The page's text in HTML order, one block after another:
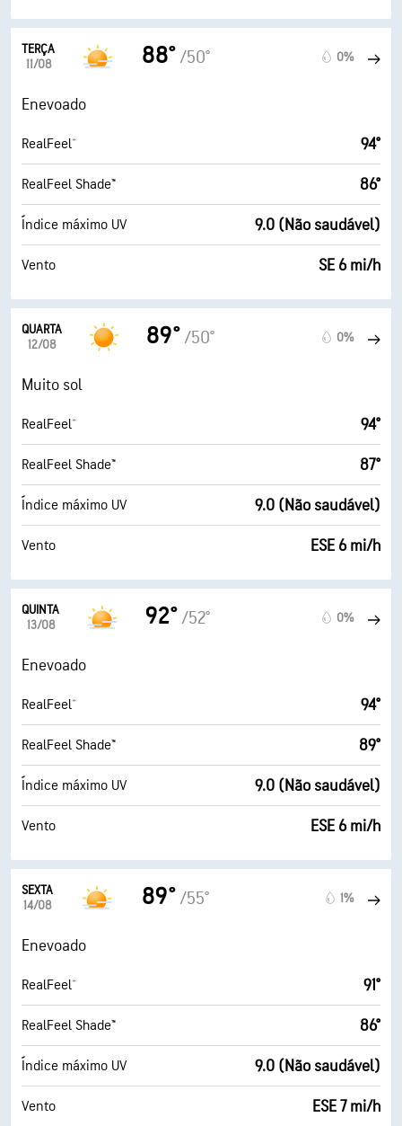
TERÇA
11/08
88° /50° 0%
Enevoado
RealFeel® 94°
RealFeel Shade™ 86°
Índice máximo UV 9.0 (Não saudável)
Vento SE 6 mi/h
QUARTA
12/08
89° /50° 0%
Muito sol
RealFeel® 94°
RealFeel Shade™ 87°
Índice máximo UV 9.0 (Não saudável)
Vento ESE 6 mi/h
QUINTA
13/08
92° /52° 0%
Enevoado
RealFeel® 94°
RealFeel Shade™ 89°
Índice máximo UV 9.0 (Não saudável)
Vento ESE 6 mi/h
SEXTA
14/08
89° /55° 1%
Enevoado
RealFeel® 91°
RealFeel Shade™ 86°
Índice máximo UV 9.0 (Não saudável)
Vento ESE 7 mi/h